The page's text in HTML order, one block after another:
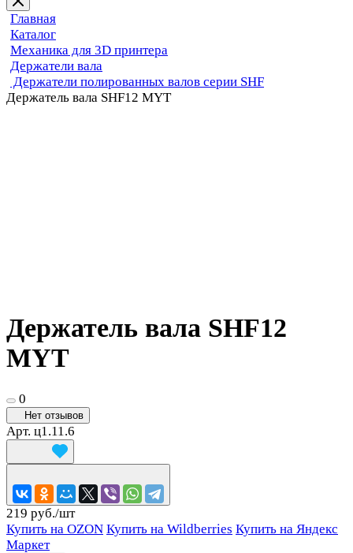
Главная
Каталог
Механика для 3D принтера
Держатели вала
Держатели полированных валов серии SHF
Держатель вала SHF12 MYT
Держатель вала SHF12
MYT
0
Нет отзывов
Арт. ц1.11.6
219 руб./шт
Купить на OZON Купить на Wildberries Купить на Яндекс
Маркет